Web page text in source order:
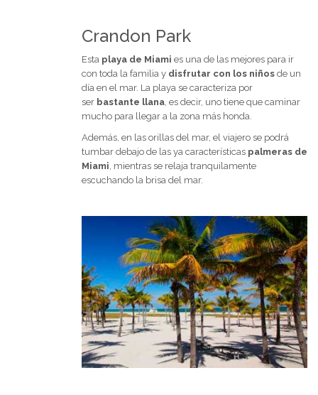
Crandon Park
Esta playa de Miami es una de las mejores para ir
con toda la familia y disfrutar con los niños de un
día en el mar. La playa se caracteriza por
ser bastante llana , es decir, uno tiene que caminar
mucho para llegar a la zona más honda.
Además, en las orillas del mar, el viajero se podrá
tumbar debajo de las ya características palmeras de
Miami , mientras se relaja tranquilamente
escuchando la brisa del mar.